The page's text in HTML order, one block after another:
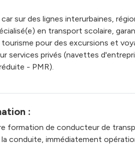
sur des lignes interurbaines,
en transport scolaire,
pour des excursions et
services privés (navettes
- PMR).
:
formation de conducteur de
conduite, immédiatement